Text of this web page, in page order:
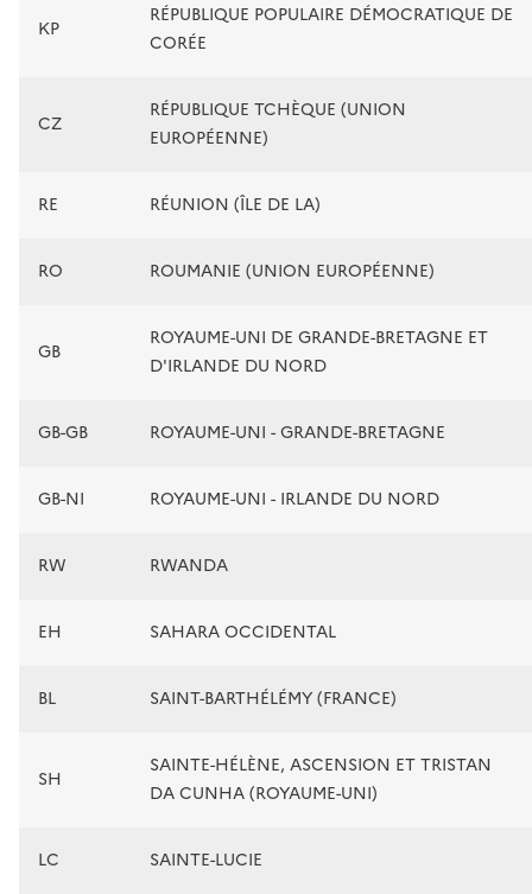
KP
RÉPUBLIQUE POPULAIRE DÉMOCRATIQUE DE
CORÉE
CZ
RÉPUBLIQUE TCHÈQUE (UNION
EUROPÉENNE)
RE RÉUNION (ÎLE DE LA)
RO ROUMANIE (UNION EUROPÉENNE)
GB
ROYAUME-UNI DE GRANDE-BRETAGNE ET
D'IRLANDE DU NORD
GB-GB ROYAUME-UNI - GRANDE-BRETAGNE
GB-NI ROYAUME-UNI - IRLANDE DU NORD
RW RWANDA
EH SAHARA OCCIDENTAL
BL SAINT-BARTHÉLÉMY (FRANCE)
SH
SAINTE-HÉLÈNE, ASCENSION ET TRISTAN
DA CUNHA (ROYAUME-UNI)
LC SAINTE-LUCIE